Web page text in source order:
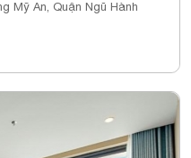
Mỹ An, Quận Ngũ Hành